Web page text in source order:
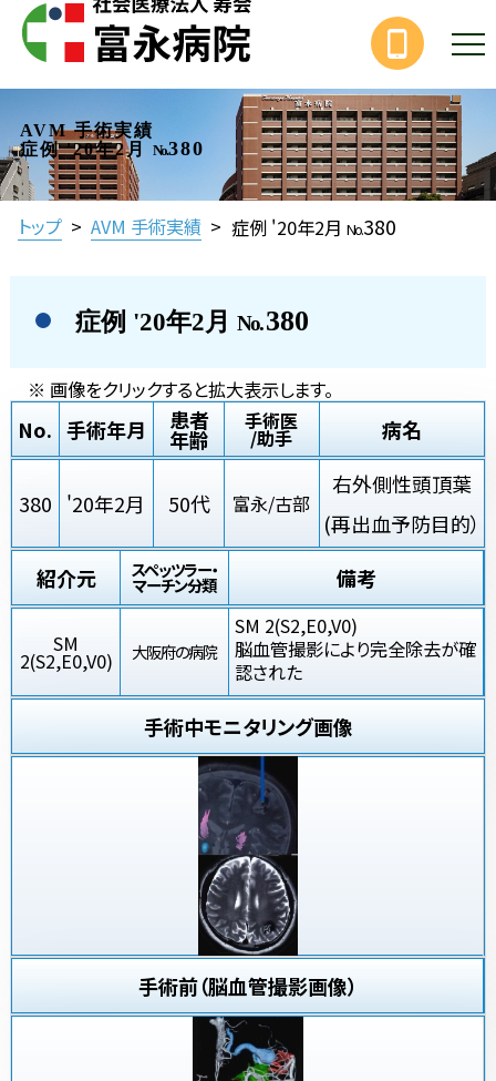
AVM 手術実績
症例 '20年2月
No.380
トップ > AVM 手術実績 > 症例 '20年2月 No.380
症例 '20年2月 No.380
※ 画像をクリックすると拡大表示します。
No. 手術年月 患者
年齢
手術医
/助手 病名
380 '20年2月 50代 富永/古部
右外側性頭頂葉
(再出血予防目的）
紹介元
スペッツラー・
マーチン分類 備考
SM
2(S2,E0,V0) 大阪府の病院
SM 2(S2,E0,V0)
脳血管撮影により完全除去が確
認された
手術中モニタリング画像
手術前（脳血管撮影画像）